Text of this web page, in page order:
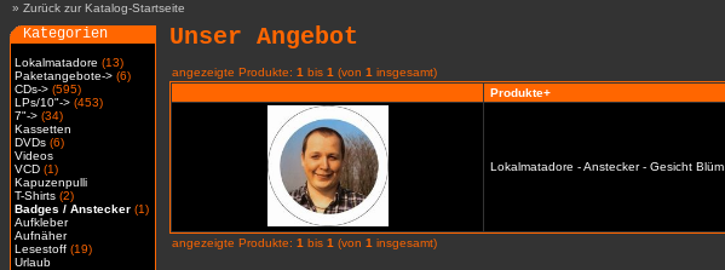
» Zurück zur Katalog-Startseite
Kategorien
Lokalmatadore (13)
Paketangebote-> (6)
CDs-> (595)
LPs/10"-> (453)
7"-> (34)
Kassetten
DVDs (6)
Videos
VCD (1)
Kapuzenpulli
T-Shirts (2)
Badges / Anstecker (1)
Aufkleber
Aufnäher
Lesestoff (19)
Urlaub
Unser Angebot
angezeigte Produkte: 1 bis 1 (von 1 insgesamt)
Produkte+
Lokalmatadore - Anstecker - Gesicht Blüm
angezeigte Produkte: 1 bis 1 (von 1 insgesamt)